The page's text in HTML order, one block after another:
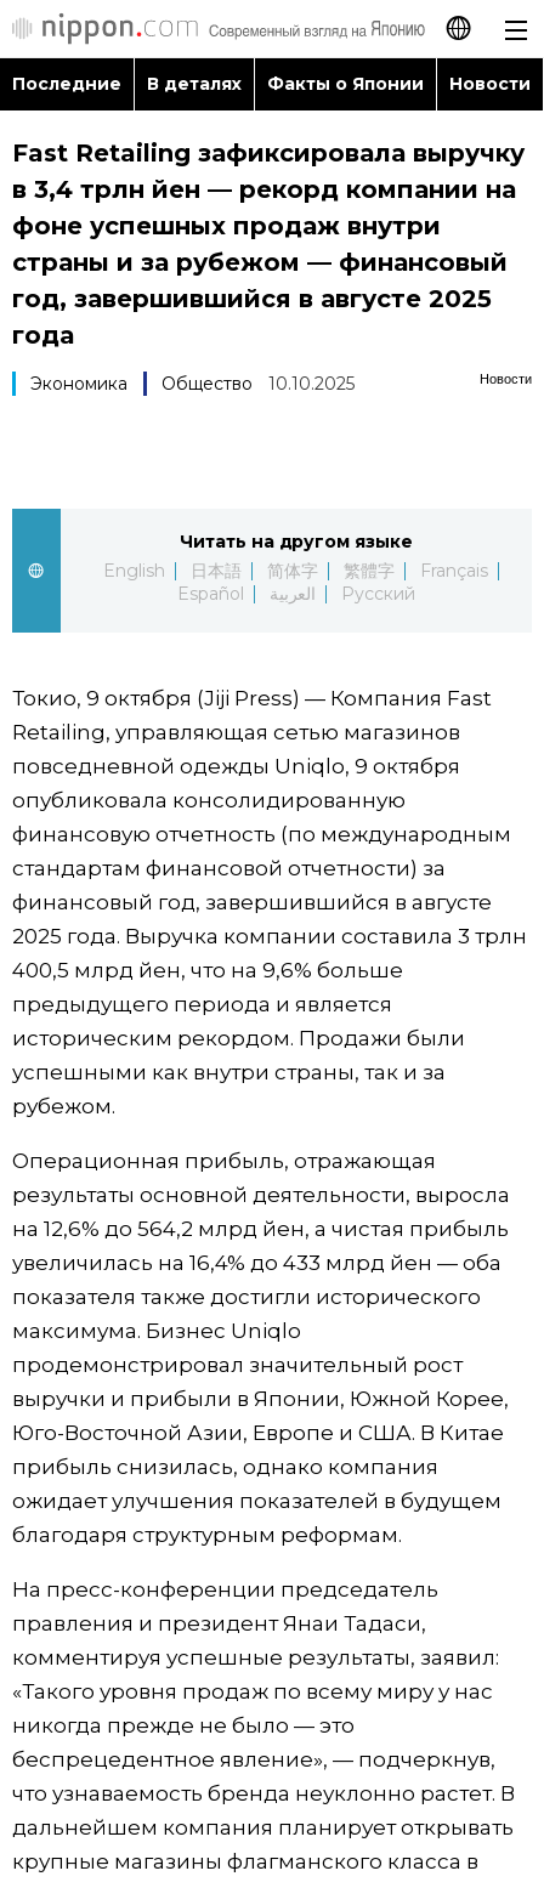
日本語
English
繁體字
Последние
В деталях
Факты о Японии
Путеводитель по Японии
Фото/Видео
Люди
Блог
Экономика
Культура
Технологии
Токио
От редакции
Популярные статьи
Японский язык
Японский калейдоскоп
Семья
Последние В деталях Факты о Японии Новости
Fast Retailing зафиксировала выручку
в 3,4 трлн йен — рекорд компании на
фоне успешных продаж внутри
страны и за рубежом — финансовый
год, завершившийся в августе 2025
года
Новости
Экономика Общество 10.10.2025
Читать на другом языке
English
日本語 简体字 繁體字
Français
Español
العربية Русский
Токио, 9 октября (Jiji Press) — Компания Fast
Retailing, управляющая сетью магазинов
повседневной одежды Uniqlo, 9 октября
опубликовала консолидированную
финансовую отчетность (по международным
стандартам финансовой отчетности) за
финансовый год, завершившийся в августе
2025 года. Выручка компании составила 3 трлн
400,5 млрд йен, что на 9,6% больше
предыдущего периода и является
историческим рекордом. Продажи были
успешными как внутри страны, так и за
рубежом.
Операционная прибыль, отражающая
результаты основной деятельности, выросла
на 12,6% до 564,2 млрд йен, а чистая прибыль
увеличилась на 16,4% до 433 млрд йен — оба
показателя также достигли исторического
максимума. Бизнес Uniqlo
продемонстрировал значительный рост
выручки и прибыли в Японии, Южной Корее,
Юго-Восточной Азии, Европе и США. В Китае
прибыль снизилась, однако компания
ожидает улучшения показателей в будущем
благодаря структурным реформам.
На пресс-конференции председатель
правления и президент Янаи Тадаси,
комментируя успешные результаты, заявил:
«Такого уровня продаж по всему миру у нас
никогда прежде не было — это
беспрецедентное явление», — подчеркнув,
что узнаваемость бренда неуклонно растет. В
дальнейшем компания планирует открывать
крупные магазины флагманского класса в